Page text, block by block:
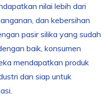
nilai lebih dari
dan kebersihan
pasir silika yang sudah
baik, konsumen
mendapatkan produk
dan siap untuk